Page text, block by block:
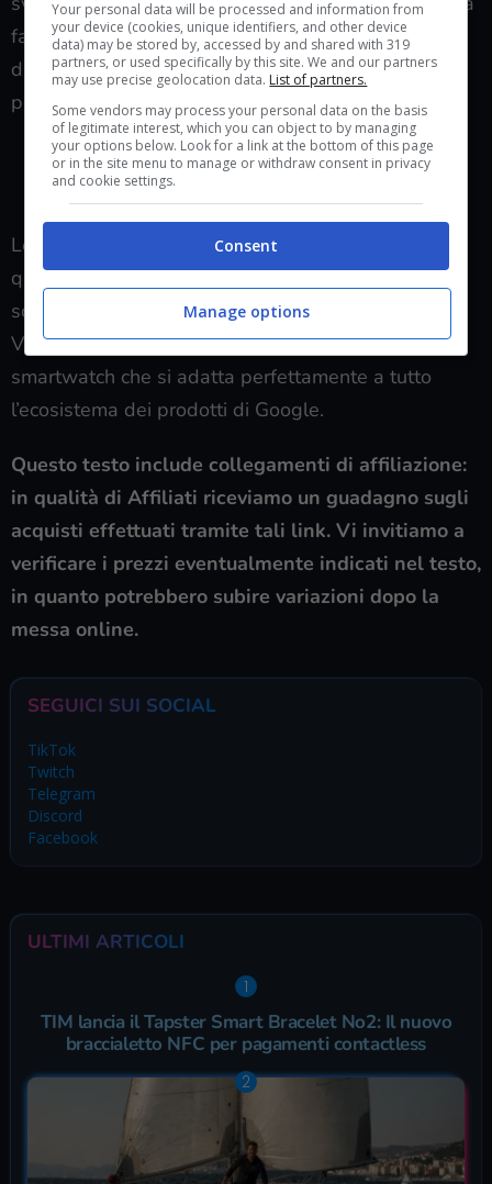
facile e veloce; 4 GB di RAM DDR4 e spazio
d’archiviazione da 128 GB rendono questo PC
perfetto sia per lo svago che per il lavoro.
VEDI SU AMAZON GOOGLE PIXEL 9 +
CHROMEBOOK
Le offerte di Google su Amazon però non finiscono
qui: sulla piattaforma di e-commerce puoi trovare
sconti su tantissimi prodotti della casa di Mountain
View come ad esempioil Pixel Watch 2, lo
smartwatch che si adatta perfettamente a tutto
l’ecosistema dei prodotti di Google.
Questo testo include collegamenti di affiliazione:
in qualità di Affiliati riceviamo un guadagno sugli
acquisti effettuati tramite tali link. Vi invitiamo a
verificare i prezzi eventualmente indicati nel testo,
in quanto potrebbero subire variazioni dopo la
messa online.
SEGUICI SUI SOCIAL
TikTok
Twitch
Telegram
Discord
Facebook
ULTIMI ARTICOLI
TIM lancia il Tapster Smart Bracelet No2: Il nuovo
braccialetto NFC per pagamenti contactless
Your personal data will be processed and information from
your device (cookies, unique identifiers, and other device
data) may be stored by, accessed by and shared with 319
partners, or used specifically by this site. We and our partners
may use precise geolocation data. List of partners.
Some vendors may process your personal data on the basis
of legitimate interest, which you can object to by managing
your options below. Look for a link at the bottom of this page
or in the site menu to manage or withdraw consent in privacy
and cookie settings.
Consent
Manage options